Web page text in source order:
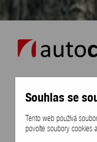
auto chládek
Naše nabídka
Doporučujeme
Souhlas se
Tento web používá
povolte soubory cookies